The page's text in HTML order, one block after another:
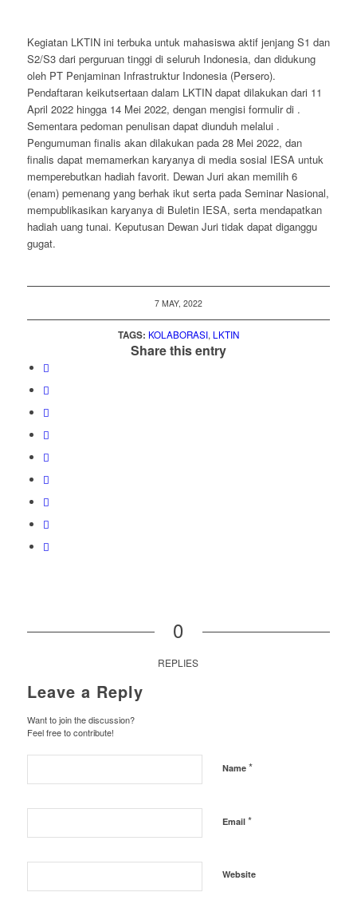
Kegiatan LKTIN ini terbuka untuk mahasiswa aktif jenjang S1 dan
S2/S3 dari perguruan tinggi di seluruh Indonesia, dan didukung
oleh PT Penjaminan Infrastruktur Indonesia (Persero).
Pendaftaran keikutsertaan dalam LKTIN dapat dilakukan dari 11
April 2022 hingga 14 Mei 2022, dengan mengisi formulir di .
Sementara pedoman penulisan dapat diunduh melalui .
Pengumuman finalis akan dilakukan pada 28 Mei 2022, dan
finalis dapat memamerkan karyanya di media sosial IESA untuk
memperebutkan hadiah favorit. Dewan Juri akan memilih 6
(enam) pemenang yang berhak ikut serta pada Seminar Nasional,
mempublikasikan karyanya di Buletin IESA, serta mendapatkan
hadiah uang tunai. Keputusan Dewan Juri tidak dapat diganggu
gugat.
7 MAY, 2022
TAGS: KOLABORASI, LKTIN
Share this entry
0
REPLIES
Leave a Reply
Want to join the discussion?
Feel free to contribute!
Name *
Email *
Website